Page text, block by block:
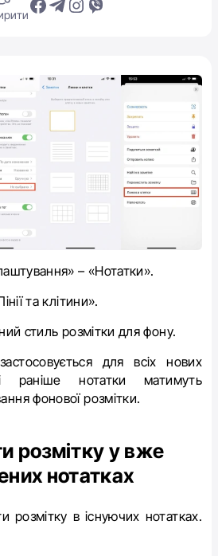
– «Нотатки».
та клітини».
стиль розмітки для фону.
для всіх нових
раніше нотатки матимуть
фонової розмітки.
розмітку у вже
нотатках
розмітку в існуючих нотатках.